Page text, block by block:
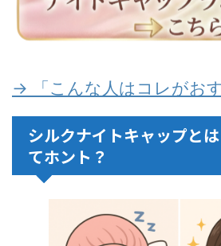
→ 「こんな人はコレがお
シルクナイトキャップと
てホント？